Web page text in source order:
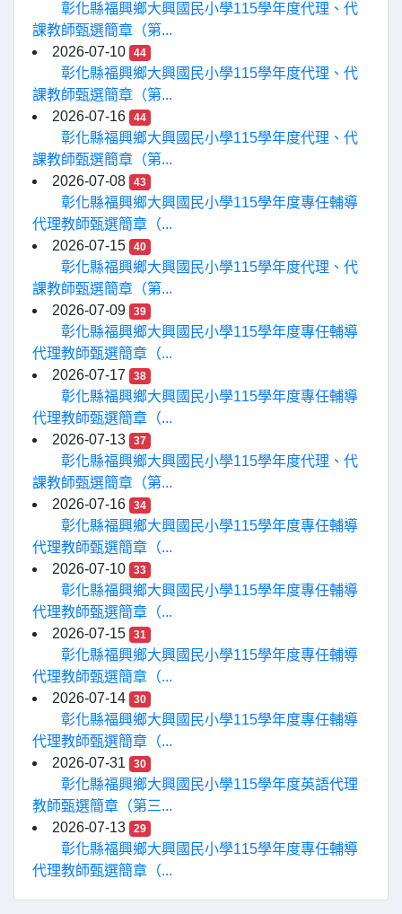
彰化縣福興鄉大興國民小學115學年度代理、代
課教師甄選簡章（第...
2026-07-10
44
彰化縣福興鄉大興國民小學115學年度代理、代
課教師甄選簡章（第...
2026-07-16
44
彰化縣福興鄉大興國民小學115學年度代理、代
課教師甄選簡章（第...
2026-07-08
43
彰化縣福興鄉大興國民小學115學年度專任輔導
代理教師甄選簡章（...
2026-07-15
40
彰化縣福興鄉大興國民小學115學年度代理、代
課教師甄選簡章（第...
2026-07-09
39
彰化縣福興鄉大興國民小學115學年度專任輔導
代理教師甄選簡章（...
2026-07-17
38
彰化縣福興鄉大興國民小學115學年度專任輔導
代理教師甄選簡章（...
2026-07-13
37
彰化縣福興鄉大興國民小學115學年度代理、代
課教師甄選簡章（第...
2026-07-16
34
彰化縣福興鄉大興國民小學115學年度專任輔導
代理教師甄選簡章（...
2026-07-10
33
彰化縣福興鄉大興國民小學115學年度專任輔導
代理教師甄選簡章（...
2026-07-15
31
彰化縣福興鄉大興國民小學115學年度專任輔導
代理教師甄選簡章（...
2026-07-14
30
彰化縣福興鄉大興國民小學115學年度專任輔導
代理教師甄選簡章（...
2026-07-31
30
彰化縣福興鄉大興國民小學115學年度英語代理
教師甄選簡章（第三...
2026-07-13
29
彰化縣福興鄉大興國民小學115學年度專任輔導
代理教師甄選簡章（...